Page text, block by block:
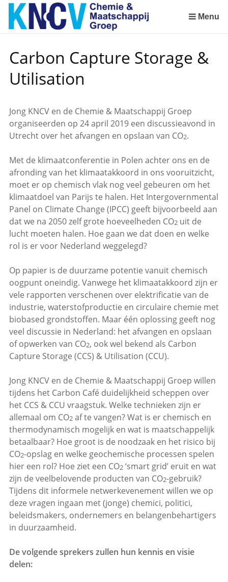
Sla
links
over
naar
de
inhoud
het
menu
Menu
Carbon Capture Storage &
Utilisation
Jong KNCV en de Chemie & Maatschappij Groep
organiseerden op 24 april 2019 een discussieavond in
Utrecht over het afvangen en opslaan van CO2.
Met de klimaatconferentie in Polen achter ons en de
afronding van het klimaatakkoord in ons vooruitzicht,
moet er op chemisch vlak nog veel gebeuren om het
klimaatdoel van Parijs te halen. Het Intergovernmental
Panel on Climate Change (IPCC) geeft bijvoorbeeld aan
dat we na 2050 zelf grote hoeveelheden CO2uit de
lucht moeten halen. Hoe gaan we dat doen en welke
rol is er voor Nederland weggelegd?
Op papier is de duurzame potentie vanuit chemisch
oogpunt oneindig. Vanwege het klimaatakkoord zijn er
vele rapporten verschenen over elektrificatie van de
industrie, waterstofproductie en circulaire chemie met
biobased grondstoffen. Maar één oplossing geeft nog
veel discussie in Nederland: het afvangen en opslaan
of opwerken van CO2, ook wel bekend als Carbon
Capture Storage (CCS) & Utilisation (CCU).
Jong KNCV en de Chemie & Maatschappij Groep willen
tijdens het Carbon Café duidelijkheid scheppen over
het CCS & CCU vraagstuk. Welke technieken zijn er
allemaal om CO2af te vangen? Wat is er chemisch en
thermodynamisch mogelijk en wat is maatschappelijk
betaalbaar? Hoe groot is de noodzaak en het risico bij
CO2-opslag en welke geochemische processen spelen
hier een rol? Hoe ziet een CO2‘smart grid’ eruit en wat
zijn de veelbelovende producten van CO2-gebruik?
Tijdens dit informele netwerkevenement willen we op
deze vragen ingaan met (jonge) chemici, politici,
beleidsmakers, ondernemers en belangenbehartigers
in duurzaamheid.
De volgende sprekers zullen hun kennis en visie
delen: